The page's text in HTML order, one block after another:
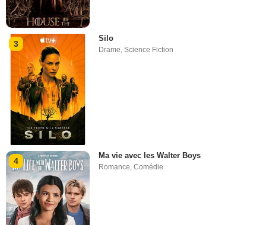
3
Silo
Drame,Science Fiction
4
Ma vie avec les Walter Boys
Romance,Comédie